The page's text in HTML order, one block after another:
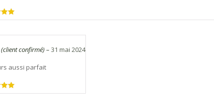
(client confirmé)– 31 mai 2024
aussi parfait